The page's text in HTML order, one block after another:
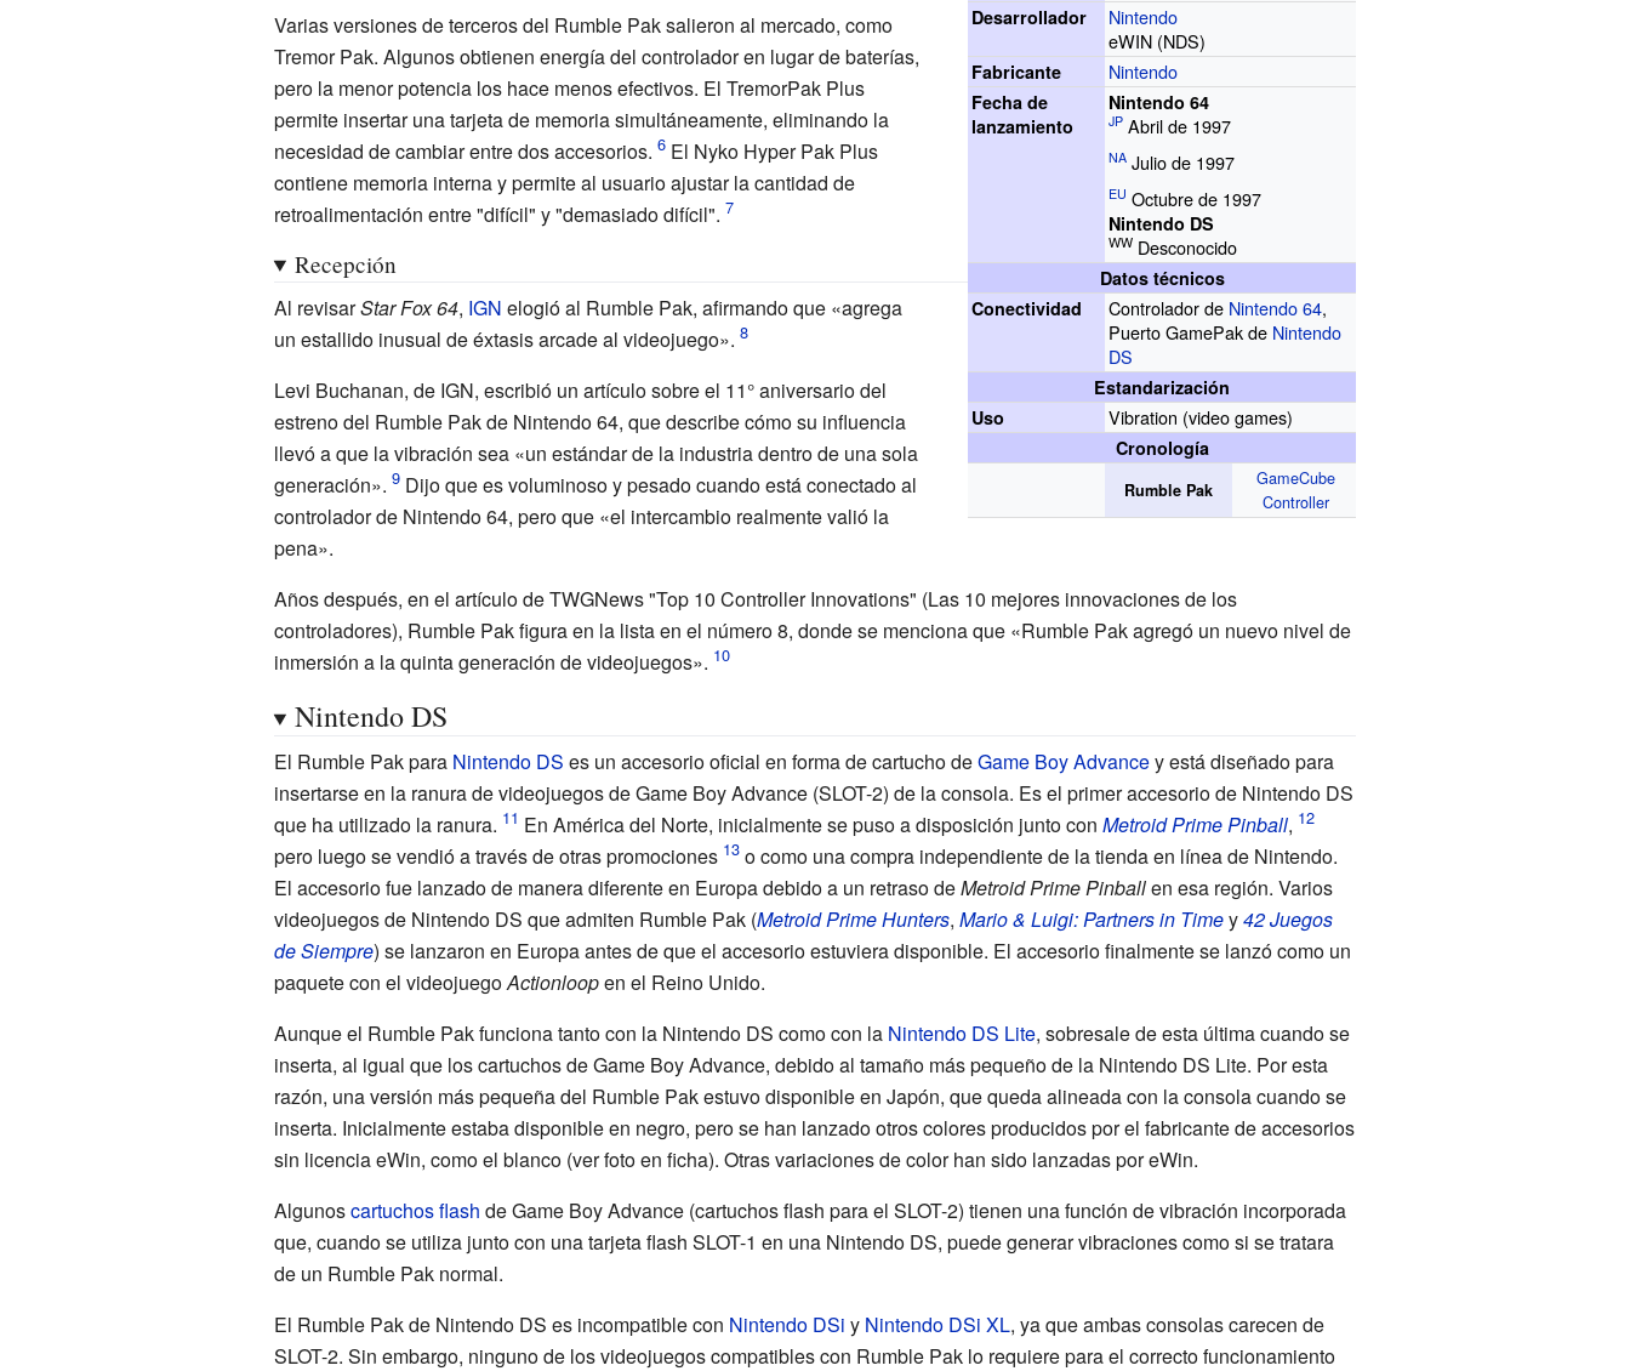
Desarrollador
Nintendo
eWIN (NDS)
Fabricante Nintendo
Fecha de
lanzamiento
Nintendo 64
JP Abril de 1997
NA Julio de 1997
EU Octubre de 1997
Nintendo DS
WW Desconocido
Datos técnicos
Conectividad
Controlador de Nintendo 64,
Puerto GamePak de Nintendo
DS
Estandarización
Uso
Vibration (video games)
Cronología
Rumble Pak
GameCube
Controller
Varias versiones de terceros del Rumble Pak salieron al mercado, como
Tremor Pak. Algunos obtienen energía del controlador en lugar de baterías,
pero la menor potencia los hace menos efectivos. El TremorPak Plus
permite insertar una tarjeta de memoria simultáneamente, eliminando la
necesidad de cambiar entre dos accesorios. El Nyko Hyper Pak Plus
contiene memoria interna y permite al usuario ajustar la cantidad de
retroalimentación entre "difícil" y "demasiado difícil".
Recepción
Al revisarStar Fox 64, IGN elogió al Rumble Pak, afirmando que «agrega
un estallido inusual de éxtasis arcade al videojuego».
Levi Buchanan, de IGN, escribió un artículo sobre el 11° aniversario del
estreno del Rumble Pak de Nintendo 64, que describe cómo su influencia
llevó a que la vibración sea «un estándar de la industria dentro de una sola
generación». Dijo que es voluminoso y pesado cuando está conectado al
controlador de Nintendo 64, pero que «el intercambio realmente valió la
pena».
Años después, en el artículo de TWGNews "Top 10 Controller Innovations" (Las 10 mejores innovaciones de los
controladores), Rumble Pak figura en la lista en el número 8, donde se menciona que «Rumble Pak agregó un nuevo nivel de
inmersión a la quinta generación de videojuegos».
Nintendo DS
El Rumble Pak para Nintendo DS es un accesorio oficial en forma de cartucho deGame Boy Advancey está diseñado para
insertarse en la ranura de videojuegos de Game Boy Advance (SLOT-2) de la consola. Es el primer accesorio de Nintendo DS
que ha utilizado la ranura.
En América del Norte, inicialmente se puso a disposición junto con Metroid Prime Pinball,
pero luego se vendió a través de otras promociones
o como una compra independiente de la tienda en línea de Nintendo.
El accesorio fue lanzado de manera diferente en Europa debido a un retraso deMetroid Prime Pinballen esa región. Varios
videojuegos de Nintendo DS que admiten Rumble Pak (Metroid Prime Hunters, Mario & Luigi: Partners in Timey42 Juegos
de Siempre) se lanzaron en Europa antes de que el accesorio estuviera disponible. El accesorio finalmente se lanzó como un
paquete con el videojuegoActionloopen el Reino Unido.
Aunque el Rumble Pak funciona tanto con la Nintendo DS como con la Nintendo DS Lite, sobresale de esta última cuando se
inserta, al igual que los cartuchos de Game Boy Advance, debido al tamaño más pequeño de la Nintendo DS Lite. Por esta
razón, una versión más pequeña del Rumble Pak estuvo disponible en Japón, que queda alineada con la consola cuando se
inserta. Inicialmente estaba disponible en negro, pero se han lanzado otros colores producidos por el fabricante de accesorios
sin licencia eWin, como el blanco (ver foto en ficha). Otras variaciones de color han sido lanzadas por eWin.
Algunoscartuchos flash de Game Boy Advance (cartuchos flash para el SLOT-2) tienen una función de vibración incorporada
que, cuando se utiliza junto con una tarjeta flash SLOT-1 en una Nintendo DS, puede generar vibraciones como si se tratara
de un Rumble Pak normal.
El Rumble Pak de Nintendo DS es incompatible con Nintendo DSi y Nintendo DSi XL, ya que ambas consolas carecen de
SLOT-2. Sin embargo, ninguno de los videojuegos compatibles con Rumble Pak lo requiere para el correcto funcionamiento